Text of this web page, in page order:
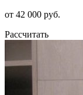
от 42 000 руб.
Рассчитать